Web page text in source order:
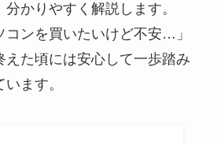
かりやすく解説します。
コンを買いたいけど不安…」
えた頃には安心して一歩踏み
ます。